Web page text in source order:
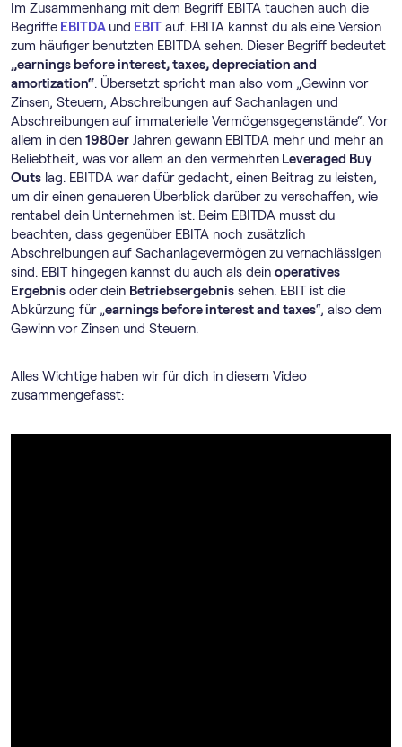
Im Zusammenhang mit dem Begriff EBITA tauchen auch die
Begriffe EBITDA und EBIT auf. EBITA kannst du als eine Version
zum häufiger benutzten EBITDA sehen. Dieser Begriff bedeutet
„earnings before interest, taxes, depreciation and
amortization“. Übersetzt spricht man also vom „Gewinn vor
Zinsen, Steuern, Abschreibungen auf Sachanlagen und
Abschreibungen auf immaterielle Vermögensgegenstände“. Vor
allem in den 1980er Jahren gewann EBITDA mehr und mehr an
Beliebtheit, was vor allem an den vermehrten Leveraged Buy
Outs lag. EBITDA war dafür gedacht, einen Beitrag zu leisten,
um dir einen genaueren Überblick darüber zu verschaffen, wie
rentabel dein Unternehmen ist. Beim EBITDA musst du
beachten, dass gegenüber EBITA noch zusätzlich
Abschreibungen auf Sachanlagevermögen zu vernachlässigen
sind. EBIT hingegen kannst du auch als dein operatives
Ergebnis oder dein Betriebsergebnis sehen. EBIT ist die
Abkürzung für „earnings before interest and taxes“, also dem
Gewinn vor Zinsen und Steuern.
Alles Wichtige haben wir für dich in diesem Video
zusammengefasst: